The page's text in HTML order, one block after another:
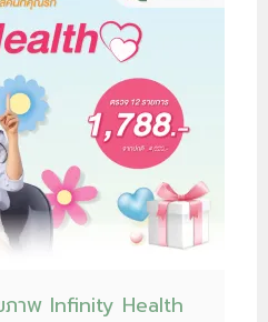
ภาพ Infinity Health